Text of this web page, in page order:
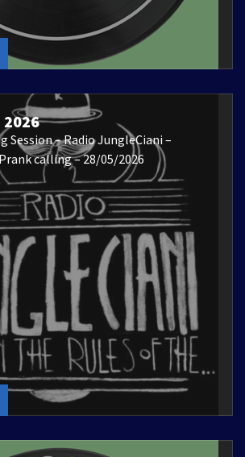
2026
Session – Radio JungleCiani –
calling – 28/05/2026